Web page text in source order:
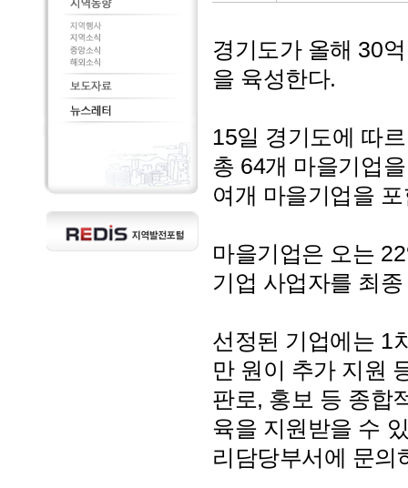
경기도가 올해 30
을 육성한다.
15일 경기도에 따
총 64개 마을기업
여개 마을기업을
마을기업은 오는
기업 사업자를 최
선정된 기업에는 1
만 원이 추가 지원
판로, 홍보 등 종합
육을 지원받을 수
리담당부서에 문